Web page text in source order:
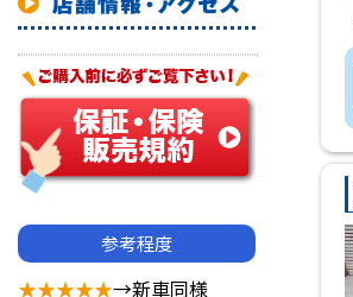
参考程度
★★★★★→新車同様